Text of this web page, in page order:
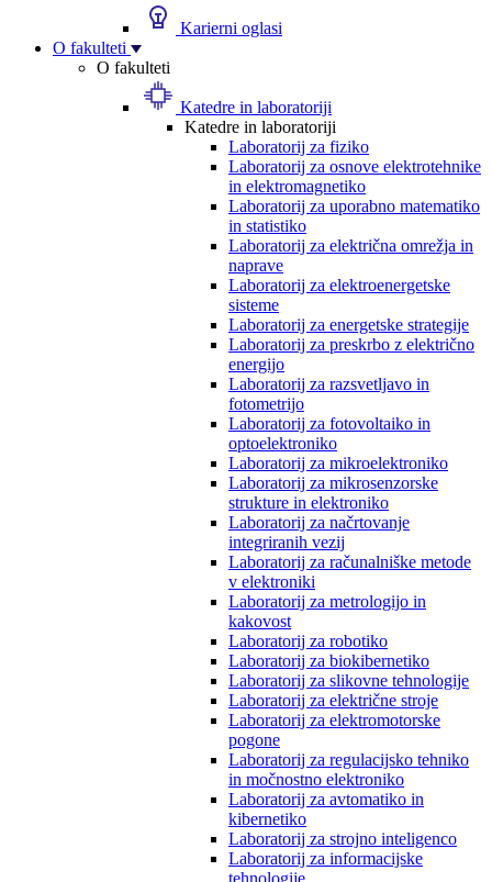
Karierni oglasi
O fakulteti
O fakulteti
Katedre in laboratoriji
Katedre in laboratoriji
Laboratorij za fiziko
Laboratorij za osnove elektrotehnike
in elektromagnetiko
Laboratorij za uporabno matematiko
in statistiko
Laboratorij za električna omrežja in
naprave
Laboratorij za elektroenergetske
sisteme
Laboratorij za energetske strategije
Laboratorij za preskrbo z električno
energijo
Laboratorij za razsvetljavo in
fotometrijo
Laboratorij za fotovoltaiko in
optoelektroniko
Laboratorij za mikroelektroniko
Laboratorij za mikrosenzorske
strukture in elektroniko
Laboratorij za načrtovanje
integriranih vezij
Laboratorij za računalniške metode
v elektroniki
Laboratorij za metrologijo in
kakovost
Laboratorij za robotiko
Laboratorij za biokibernetiko
Laboratorij za slikovne tehnologije
Laboratorij za električne stroje
Laboratorij za elektromotorske
pogone
Laboratorij za regulacijsko tehniko
in močnostno elektroniko
Laboratorij za avtomatiko in
kibernetiko
Laboratorij za strojno inteligenco
Laboratorij za informacijske
tehnologije